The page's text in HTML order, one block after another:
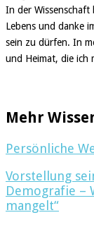
In der
Lebens und danke
sein zu dürfen. In
und Heimat, die ich
Mehr
Persönliche
Vorstellung
Demografie –
mangelt“